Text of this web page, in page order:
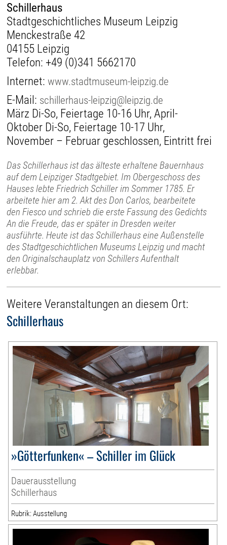
Schillerhaus
Stadtgeschichtliches Museum Leipzig
Menckestraße 42
04155 Leipzig
Telefon: +49 (0)341 5662170
Internet:www.stadtmuseum-leipzig.de
E-Mail: schillerhaus-leipzig@leipzig.de
März Di-So, Feiertage 10-16 Uhr, April-
Oktober Di-So, Feiertage 10-17 Uhr,
November – Februar geschlossen, Eintritt frei
Das Schillerhaus ist das älteste erhaltene Bauernhaus
auf dem Leipziger Stadtgebiet. Im Obergeschoss des
Hauses lebte Friedrich Schiller im Sommer 1785. Er
arbeitete hier am 2. Akt des Don Carlos, bearbeitete
den Fiesco und schrieb die erste Fassung des Gedichts
An die Freude, das er später in Dresden weiter
ausführte. Heute ist das Schillerhaus eine Außenstelle
des Stadtgeschichtlichen Museums Leipzig und macht
den Originalschauplatz von Schillers Aufenthalt
erlebbar.
Weitere Veranstaltungen an diesem Ort:
Schillerhaus
»Götterfunken« – Schiller im Glück
Dauerausstellung
Schillerhaus
Rubrik: Ausstellung